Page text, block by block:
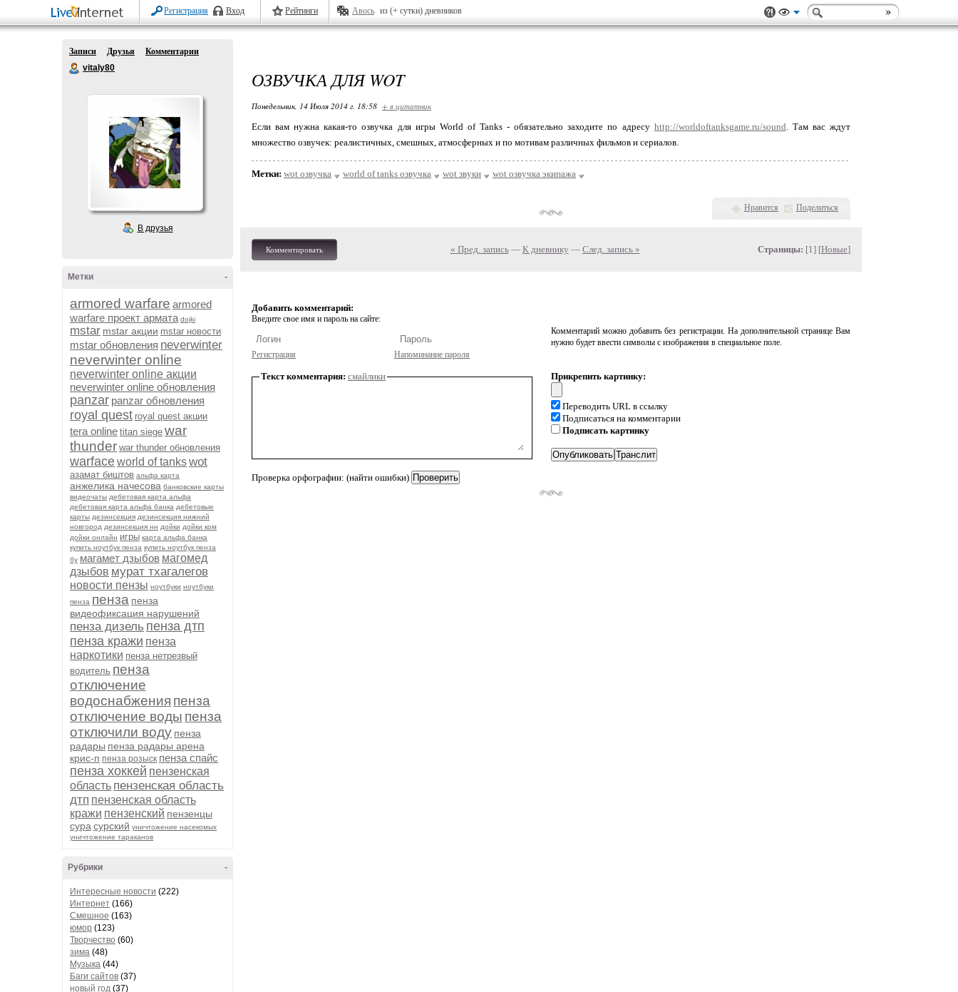
Регистрация Вход Рейтинги Авось из (+ сутки) дневников
Записи Друзья
Комментарии
vitaly80
В друзья
-
Метки
armored warfare armored
warfare проект армата dojki
mstar mstar акции mstar новости
mstar обновления neverwinter
neverwinter online
neverwinter online акции
neverwinter online обновления
panzar panzar обновления
royal quest royal quest акции
tera online titan siege war
thunder war thunder обновления
warfaceworld of tankswot
азамат биштов альфа карта
анжелика начесова банковские карты
видеочаты дебетовая карта альфа
дебетовая карта альфа банка дебетовые
карты дезинсекция дезинсекция нижний
новгород дезинсекция нн дойки дойки ком
дойки онлайн игры карта альфа банка
купить ноутбук пенза купить ноутбук пенза
бу магамет дзыбов магомед
дзыбов мурат тхагалегов
новости пензы ноутбуки ноутбуки
пенза пенза пенза
видеофиксация нарушений
пенза дизель пенза дтп
пенза кражи пенза
наркотики пенза нетрезвый
водитель пенза
отключение
водоснабжения пенза
отключение воды пенза
отключили воду пенза
радары пенза радары арена
крис-п пенза розыск пенза спайс
пенза хоккей пензенская
область пензенская область
дтп пензенская область
кражи пензенский пензенцы
сура сурский уничтожение насекомых
уничтожение тараканов
-
Рубрики
Интересные новости (222)
Интернет (166)
Смешное (163)
юмор (123)
Творчество (60)
зима (48)
Музыка (44)
Баги сайтов (37)
новый год (37)
ОЗВУЧКА ДЛЯ WOT
Понедельник, 14 Июля 2014 г. 18:58 + в цитатник
Если вам нужна какая-то озвучка для игры World of Tanks - обязательно заходите по адресу http://worldoftanksgame.ru/sound. Там вас ждут
множество озвучек: реалистичных, смешных, атмосферных и по мотивам различных фильмов и сериалов.
Метки: wot озвучка world of tanks озвучка wot звуки wot озвучка экипажа
Нравится Поделиться
Комментировать « Пред. запись— К дневнику — След. запись » Страницы: [1] [Новые]
Добавить комментарий:
Введите свое имя и пароль на сайте:
Регистрация Напоминание пароля
Комментарий можно добавить без регистрации. На дополнительной странице Вам
нужно будет ввести символы с изображения в специальное поле.
Текст комментария: смайлики
Проверка орфографии: (найти ошибки)
Прикрепить картинку:
Переводить URL в ссылку
Подписаться на комментарии
Подписать картинку